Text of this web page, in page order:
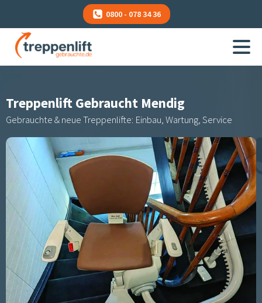
0800 - 078 34 36
Treppenlift Gebraucht Mendig
Gebrauchte & neue Treppenlifte: Einbau, Wartung, Service